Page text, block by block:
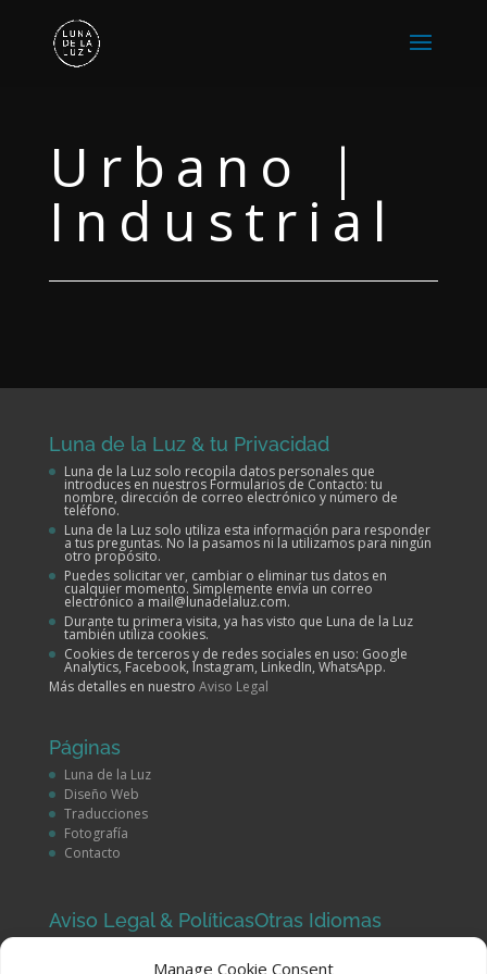
Manage Cookie Consent
Urbano |
Industrial
Luna de la Luz & tu Privacidad
Luna de la Luz solo recopila datos personales que
introduces en nuestros Formularios de Contacto: tu
nombre, dirección de correo electrónico y número de
teléfono.
Luna de la Luz solo utiliza esta información para responder
a tus preguntas. No la pasamos ni la utilizamos para ningún
otro propósito.
Puedes solicitar ver, cambiar o eliminar tus datos en
cualquier momento. Simplemente envía un correo
electrónico a mail@lunadelaluz.com.
Durante tu primera visita, ya has visto que Luna de la Luz
también utiliza cookies.
Cookies de terceros y de redes sociales en uso: Google
Analytics, Facebook, Instagram, LinkedIn, WhatsApp.
Más detalles en nuestro Aviso Legal
Páginas
Luna de la Luz
Diseño Web
Traducciones
Fotografía
Contacto
Aviso Legal & Políticas
Política de Privacidad
Otras Idiomas
Deutsch